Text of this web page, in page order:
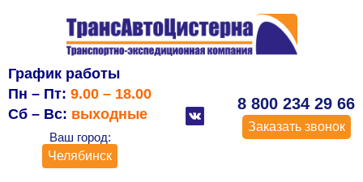
График работы
Пн – Пт: 9.00 – 18.00
Сб – Вс: выходные
Ваш город:
Челябинск
8 800 234 29 66
Заказать звонок